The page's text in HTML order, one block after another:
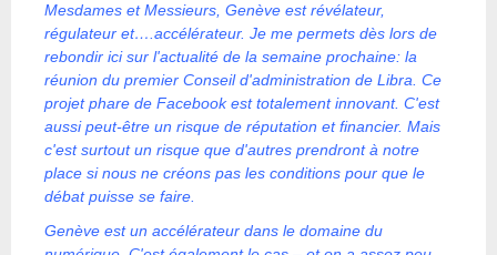
Mesdames et Messieurs, Genève est révélateur,
régulateur et….accélérateur. Je me permets dès lors de
rebondir ici sur l'actualité de la semaine prochaine: la
réunion du premier Conseil d'administration de Libra. Ce
projet phare de Facebook est totalement innovant. C'est
aussi peut-être un risque de réputation et financier. Mais
c'est surtout un risque que d'autres prendront à notre
place si nous ne créons pas les conditions pour que le
débat puisse se faire.
Genève est un accélérateur dans le domaine du